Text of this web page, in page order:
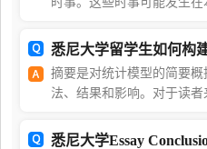
其与其他写作形式截然不
悉尼大学留学生如何构
摘要是对统计模型的简要
法、结果和影响。对于读者
计模型摘要的五个步骤，
悉尼大学Essay